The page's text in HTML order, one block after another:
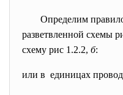
Определим
разветвленной схемы
схему рис 1.2.2, б:
или в единицах